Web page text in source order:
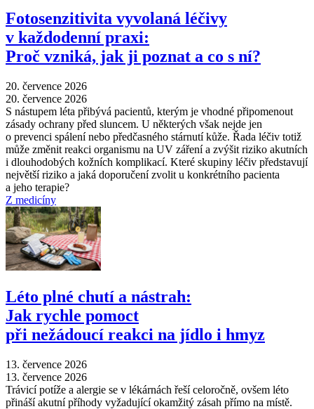
Fotosenzitivita vyvolaná léčivy
v každodenní praxi:
Proč vzniká, jak ji poznat a co s ní?
20. července 2026
20. července 2026
S nástupem léta přibývá pacientů, kterým je vhodné připomenout
zásady ochrany před sluncem. U některých však nejde jen
o prevenci spálení nebo předčasného stárnutí kůže. Řada léčiv totiž
může změnit reakci organismu na UV záření a zvýšit riziko akutních
i dlouhodobých kožních komplikací. Které skupiny léčiv představují
největší riziko a jaká doporučení zvolit u konkrétního pacienta
a jeho terapie?
Z medicíny
Léto plné chutí a nástrah:
Jak rychle pomoct
při nežádoucí reakci na jídlo i hmyz
13. července 2026
13. července 2026
Trávicí potíže a alergie se v lékárnách řeší celoročně, ovšem léto
přináší akutní příhody vyžadující okamžitý zásah přímo na místě.